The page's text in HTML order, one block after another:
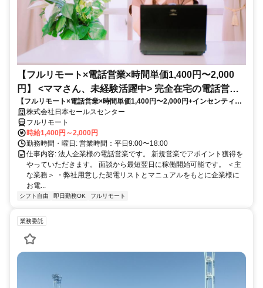
【フルリモート×電話営業×時間単価1,400円〜2,000
円】 <ママさん、未経験活躍中> 完全在宅の電話営業
で家庭と仕事の両立を実現
【フルリモート×電話営業×時間単価1,400円〜2,000円+インセンティブ
あり】 ＜ママさん、未経験活躍中＞ 完全在宅の電話営業で家庭と仕事の
両立を実現
株式会社日本セールスセンター
フルリモート
時給1,400円～2,000円
勤務時間・曜日: 営業時間：平日9:00〜18:00
仕事内容: 法人企業様の電話営業です。 新規営業でアポイント獲得を
やっていただきます。 面談から最短翌日に稼働開始可能です。 ＜主
な業務＞ ・弊社用意した架電リストとマニュアルをもとに企業様に
お電...
シフト自由 即日勤務OK フルリモート
業務委託